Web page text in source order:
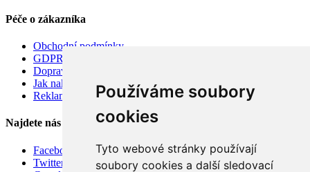
Používáme soubory
cookies
Tyto webové stránky používají
soubory cookies a další sledovací
Péče o zákazníka
Obchodní podmínky
GDPR
Doprava
Jak nakupovat
Reklamace
Najdete nás
Facebook
Twitter